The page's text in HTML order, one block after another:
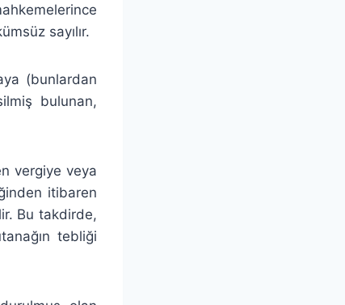
sayılır.
(bunlardan
bulunan,
vergiye veya
itibaren
Bu takdirde,
tebliği